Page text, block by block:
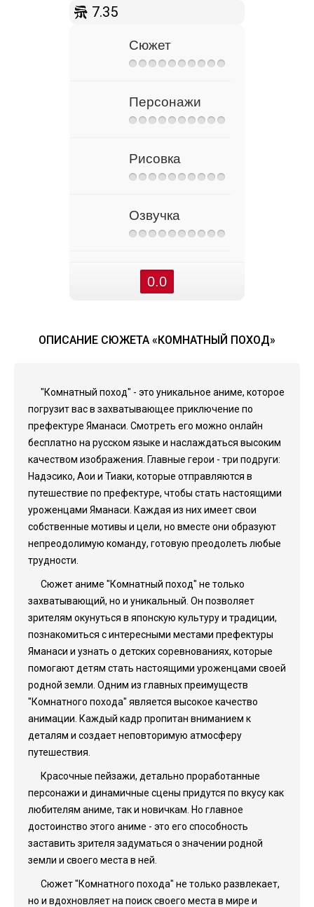
7.35
Сюжет
Персонажи
Рисовка
Озвучка
0.0
ОПИСАНИЕ СЮЖЕТА «КОМНАТНЫЙ ПОХОД»
"Комнатный поход" - это уникальное аниме, которое
погрузит вас в захватывающее приключение по
префектуре Яманаси. Смотреть его можно онлайн
бесплатно на русском языке и наслаждаться высоким
качеством изображения. Главные герои - три подруги:
Надэсико, Аои и Тиаки, которые отправляются в
путешествие по префектуре, чтобы стать настоящими
уроженцами Яманаси. Каждая из них имеет свои
собственные мотивы и цели, но вместе они образуют
непреодолимую команду, готовую преодолеть любые
трудности.
Сюжет аниме "Комнатный поход" не только
захватывающий, но и уникальный. Он позволяет
зрителям окунуться в японскую культуру и традиции,
познакомиться с интересными местами префектуры
Яманаси и узнать о детских соревнованиях, которые
помогают детям стать настоящими уроженцами своей
родной земли. Одним из главных преимуществ
"Комнатного похода" является высокое качество
анимации. Каждый кадр пропитан вниманием к
деталям и создает неповторимую атмосферу
путешествия.
Красочные пейзажи, детально проработанные
персонажи и динамичные сцены придутся по вкусу как
любителям аниме, так и новичкам. Но главное
достоинство этого аниме - это его способность
заставить зрителя задуматься о значении родной
земли и своего места в ней.
Сюжет "Комнатного похода" не только развлекает,
но и вдохновляет на поиск своего места в мире и